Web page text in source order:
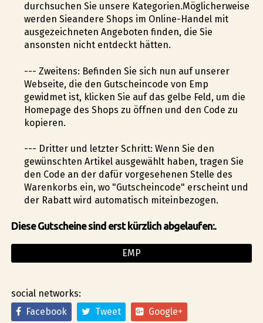
durchsuchen Sie unsere Kategorien.Möglicherweise
werden Sieandere Shops im Online-Handel mit
ausgezeichneten Angeboten finden, die Sie
ansonsten nicht entdeckt hätten.
--- Zweitens: Befinden Sie sich nun auf unserer
Webseite, die den Gutscheincode von Emp
gewidmet ist, klicken Sie auf das gelbe Feld, um die
Homepage des Shops zu öffnen und den Code zu
kopieren.
--- Dritter und letzter Schritt: Wenn Sie den
gewünschten Artikel ausgewählt haben, tragen Sie
den Code an der dafür vorgesehenen Stelle des
Warenkorbs ein, wo "Gutscheincode" erscheint und
der Rabatt wird automatisch miteinbezogen.
Diese Gutscheine sind erst kürzlich abgelaufen:.
EMP
social networks:
Facebook
Tweet Google+